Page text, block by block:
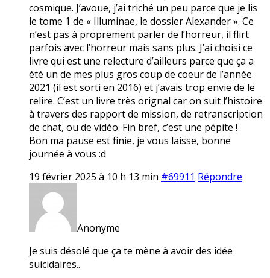
cosmique. J’avoue, j’ai triché un peu parce que je lis
le tome 1 de « Illuminae, le dossier Alexander ». Ce
n’est pas à proprement parler de l’horreur, il flirt
parfois avec l’horreur mais sans plus. J’ai choisi ce
livre qui est une relecture d’ailleurs parce que ça a
été un de mes plus gros coup de coeur de l’année
2021 (il est sorti en 2016) et j’avais trop envie de le
relire. C’est un livre très orignal car on suit l’histoire
à travers des rapport de mission, de retranscription
de chat, ou de vidéo. Fin bref, c’est une pépite !
Bon ma pause est finie, je vous laisse, bonne
journée à vous :d
19 février 2025 à 10 h 13 min #69911 Répondre
Anonyme
Je suis désolé que ça te mène à avoir des idée
suicidaires..